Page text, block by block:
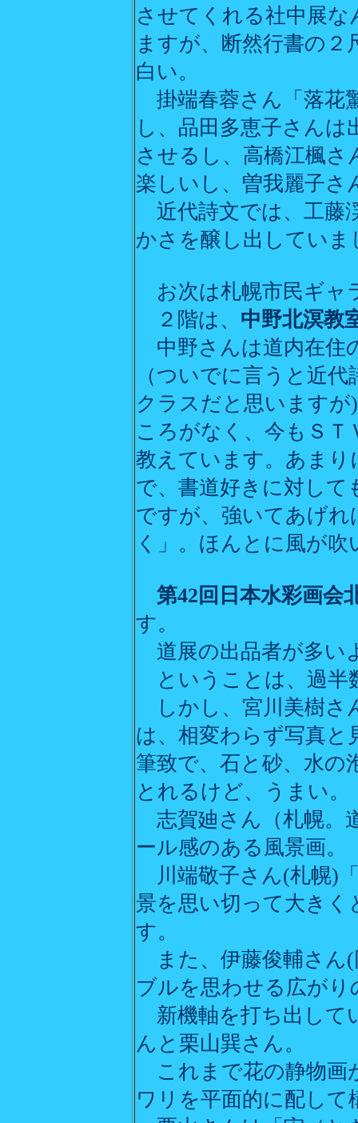
させてくれる社中展
ますが、断然行書の
白い。
掛端春蓉さん「落
し、品田多恵子さん
させるし、高橋江楓
楽しいし、曽我麗子さ
近代詩文では、工藤
かさを醸し出していま
お次は札幌市民ギャ
２階は、 中野北溟教
中野さんは道内在住
（ついでに言うと近
クラスだと思います
ころがなく、今もＳＴ
教えています。あま
で、書道好きに対し
ですが、強いてあげれ
く」。ほんとに風が
第42回日本水彩画会
す。
道展の出品者が多い
ということは、過半
しかし、宮川美樹さ
は、相変わらず写真
筆致で、石と砂、水の
とれるけど、うまい。
志賀廸さん（札幌。
ール感のある風景画。
川端敬子さん(札幌)
景を思い切って大きく
す。
また、伊藤俊輔さん(
ブルを思わせる広が
新機軸を打ち出して
んと栗山巽さん。
これまで花の静物画
ワリを平面的に配し